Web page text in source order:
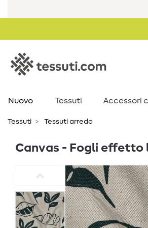
Nuovo Tessuti Accessori
Tessuti Tessuti arredo
Canvas - Fogli effetto